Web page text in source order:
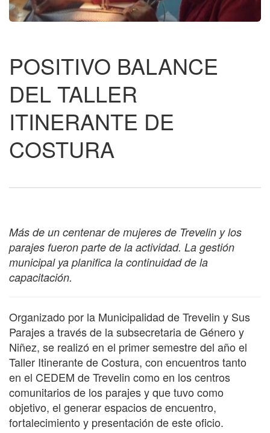
POSITIVO BALANCE
DEL TALLER
ITINERANTE DE
COSTURA
Más de un centenar de mujeres de Trevelin y los
parajes fueron parte de la actividad. La gestión
municipal ya planifica la continuidad de la
capacitación.
Organizado por la Municipalidad de Trevelin y Sus
Parajes a través de la subsecretaria de Género y
Niñez, se realizó en el primer semestre del año el
Taller Itinerante de Costura, con encuentros tanto
en el CEDEM de Trevelin como en los centros
comunitarios de los parajes y que tuvo como
objetivo, el generar espacios de encuentro,
fortalecimiento y presentación de este oficio.